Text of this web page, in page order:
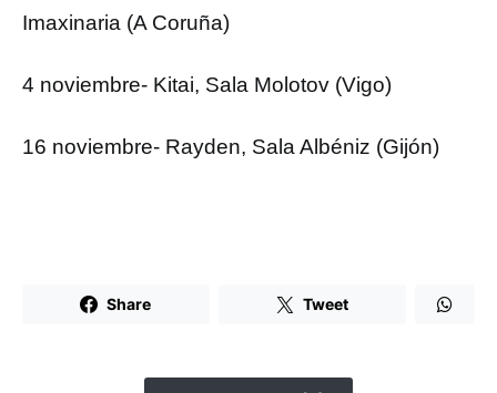
Imaxinaria (A Coruña)
4 noviembre- Kitai, Sala Molotov (Vigo)
16 noviembre- Rayden, Sala Albéniz (Gijón)
Share Tweet